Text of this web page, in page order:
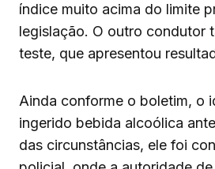
índice muito acima do limite
legislação. O outro condutor
teste, que apresentou
Ainda conforme o boletim, o
ingerido bebida alcoólica
das circunstâncias, ele foi